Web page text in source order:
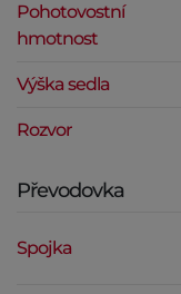
Pohotovostní
hmotnost
Výška sedla
Rozvor
Převodovka
Spojka